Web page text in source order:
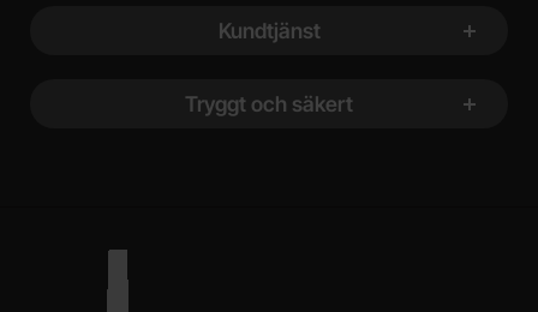
Kundtjänst
Tryggt och säkert